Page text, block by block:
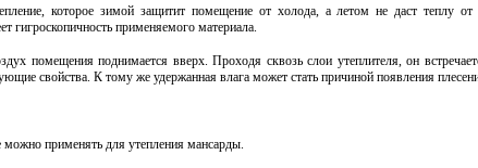
которое зимой защитит помещение от холода, а летом не даст теплу
гигроскопичность применяемого материала.
помещения поднимается вверх. Проходя сквозь слои утеплителя, он
свойства. К тому же удержанная влага может стать причиной появления
применять для утепления мансарды.